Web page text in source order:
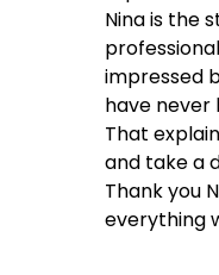
Nina is the
impressed
have never
That
and take a
Thank you
everything